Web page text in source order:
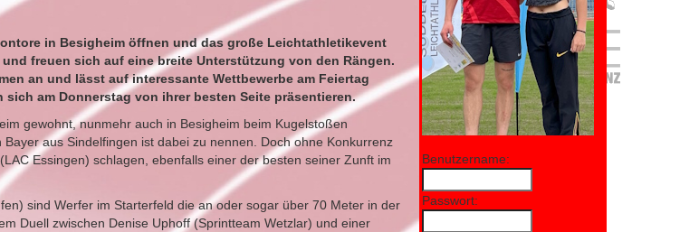
in Besigheim öffnen und das große Leichtathletikevent
freuen sich auf eine breite Unterstützung von den Rängen.
an und lässt auf interessante Wettbewerbe am Feiertag
am Donnerstag von ihrer besten Seite präsentieren.
gewohnt, nunmehr auch in Besigheim beim Kugelstoßen
aus Sindelfingen ist dabei zu nennen. Doch ohne Konkurrenz
Essingen) schlagen, ebenfalls einer der besten seiner Zunft im
sind Werfer im Starterfeld die an oder sogar über 70 Meter in der
Duell zwischen Denise Uphoff (Sprintteam Wetzlar) und einer
Benutzername:
Passwort: